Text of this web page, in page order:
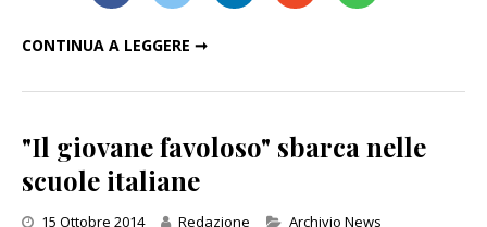
CONTINUA A LEGGERE ➞
"Il giovane favoloso" sbarca nelle
scuole italiane
15 Ottobre 2014 Redazione Categories
Archivio News